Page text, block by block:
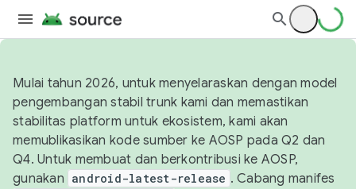
Mulai tahun 2026, untuk menyelaraskan dengan model
pengembangan stabil trunk kami dan memastikan
stabilitas platform untuk ekosistem, kami akan
memublikasikan kode sumber ke AOSP pada Q2 dan
Q4. Untuk membuat dan berkontribusi ke AOSP,
gunakan android-latest-release . Cabang manifes